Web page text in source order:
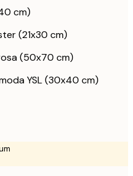
cm)
(21x30 cm)
(50x70 cm)
YSL (30x40 cm)